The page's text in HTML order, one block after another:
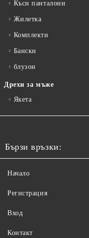
Къси панталони
Жилетка
Комплекти
Бански
блузон
Дрехи за мъже
Якета
Бързи връзки:
Начало
Регистрация
Вход
Контакт